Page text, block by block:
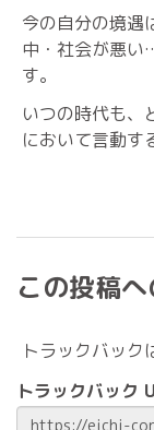
今の自分の境
中・社会が悪い
す。
いつの時代も、
において言動す
この投稿
トラックバック
トラックバック